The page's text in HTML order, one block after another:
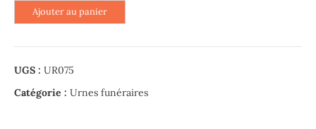
quantité
de
ornement
floral
Ajouter au panier
UGS : UR075
Catégorie : Urnes funéraires